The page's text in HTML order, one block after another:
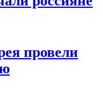
провели